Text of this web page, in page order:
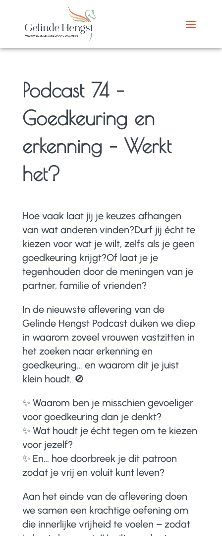
Podcast 74 –
Goedkeuring en
erkenning – Werkt
het?
Hoe vaak laat jij je keuzes afhangen
van wat anderen vinden?Durf jij écht te
kiezen voor wat je wilt, zelfs als je geen
goedkeuring krijgt?Of laat je je
tegenhouden door de meningen van je
partner, familie of vrienden?
In de nieuwste aflevering van de
Gelinde Hengst Podcast duiken we diep
in waarom zoveel vrouwen vastzitten in
het zoeken naar erkenning en
goedkeuring… en waarom dit je juist
klein houdt. 🚫
✨ Waarom ben je misschien gevoeliger
voor goedkeuring dan je denkt?
✨ Wat houdt je écht tegen om te kiezen
voor jezelf?
✨ En… hoe doorbreek je dit patroon
zodat je vrij en voluit kunt leven?
Aan het einde van de aflevering doen
we samen een krachtige oefening om
die innerlijke vrijheid te voelen – zodat